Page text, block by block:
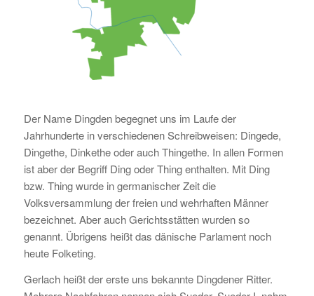
Der Name Dingden begegnet uns im Laufe der
Jahrhunderte in verschiedenen Schreibweisen: Dingede,
Dingethe, Dinkethe oder auch Thingethe. In allen Formen
ist aber der Begriff Ding oder Thing enthalten. Mit Ding
bzw. Thing wurde in germanischer Zeit die
Volksversammlung der freien und wehrhaften Männer
bezeichnet. Aber auch Gerichtsstätten wurden so
genannt. Übrigens heißt das dänische Parlament noch
heute Folketing.
Gerlach heißt der erste uns bekannte Dingdener Ritter.